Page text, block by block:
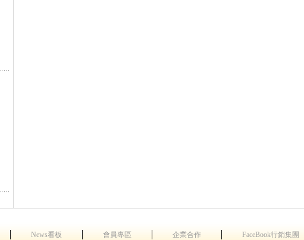
News看板 會員專區 企業合作 FaceBook行銷集團